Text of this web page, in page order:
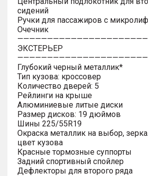
сидений
Ручки для пассажиров с
Очечник
ЭКСТЕРЬЕР
Глубокий черный металлик*
Тип кузова: кроссовер
Количество дверей: 5
Рейлинги на крыше
Алюминиевые литые диски
Размер дисков: 19 дюймов
Шины 225/55R19
Окраска металлик на выбор,
цвет кузова
Красные тормозные суппорты
Задний спортивный спойлер
Дефлекторы для второго ряда